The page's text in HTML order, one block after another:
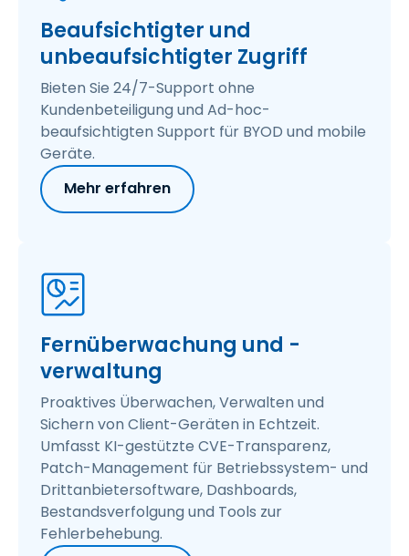
Beaufsichtigter und
unbeaufsichtigter Zugriff
Bieten Sie 24/7-Support ohne
Kundenbeteiligung und Ad-hoc-
beaufsichtigten Support für BYOD und mobile
Geräte.
Mehr erfahren
Fernüberwachung und -
verwaltung
Proaktives Überwachen, Verwalten und
Sichern von Client-Geräten in Echtzeit.
Umfasst KI-gestützte CVE-Transparenz,
Patch-Management für Betriebssystem- und
Drittanbietersoftware, Dashboards,
Bestandsverfolgung und Tools zur
Fehlerbehebung.